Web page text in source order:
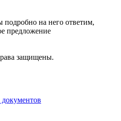
на него ответим,
предложение
защищены.